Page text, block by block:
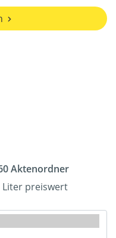
Aktenordner
Liter preiswert